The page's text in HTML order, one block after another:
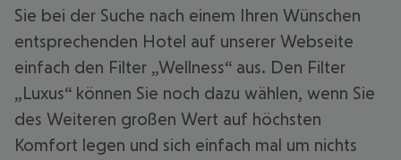
Sie bei der Suche nach einem Ihren Wünschen
entsprechenden Hotel auf unserer Webseite
einfach den Filter „Wellness“ aus. Den Filter
„Luxus“ können Sie noch dazu wählen, wenn Sie
des Weiteren großen Wert auf höchsten
Komfort legen und sich einfach mal um nichts